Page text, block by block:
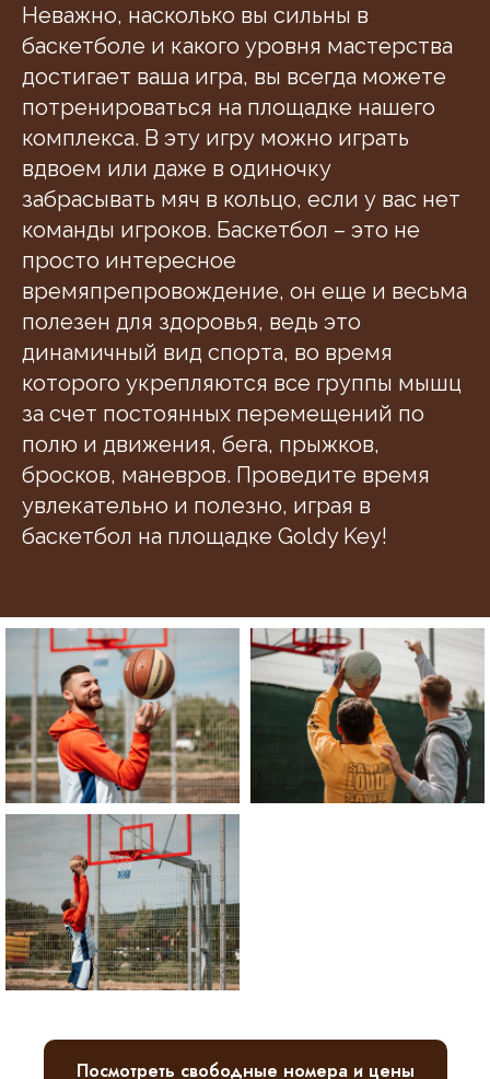
Неважно, насколько вы сильны в
баскетболе и какого уровня мастерства
достигает ваша игра, вы всегда можете
потренироваться на площадке нашего
комплекса. В эту игру можно играть
вдвоем или даже в одиночку
забрасывать мяч в кольцо, если у вас нет
команды игроков. Баскетбол – это не
просто интересное
времяпрепровождение, он еще и весьма
полезен для здоровья, ведь это
динамичный вид спорта, во время
которого укрепляются все группы мышц
за счет постоянных перемещений по
полю и движения, бега, прыжков,
бросков, маневров. Проведите время
увлекательно и полезно, играя в
баскетбол на площадке Goldy Key!
Посмотреть свободные номера и цены